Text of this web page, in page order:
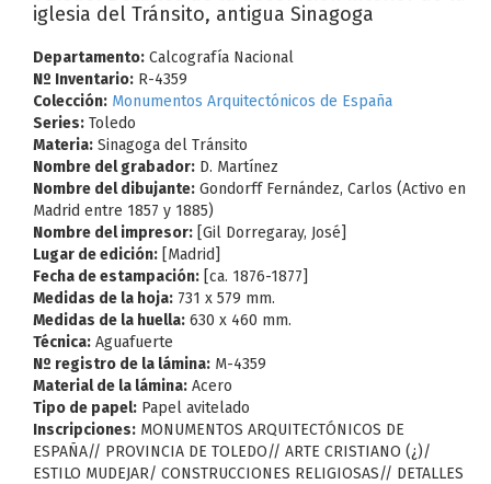
iglesia del Tránsito, antigua Sinagoga
Departamento: Calcografía Nacional
Nº Inventario: R-4359
Colección: Monumentos Arquitectónicos de España
Series: Toledo
Materia: Sinagoga del Tránsito
Nombre del grabador: D. Martínez
Nombre del dibujante: Gondorff Fernández, Carlos (Activo en
Madrid entre 1857 y 1885)
Nombre del impresor: [Gil Dorregaray, José]
Lugar de edición: [Madrid]
Fecha de estampación: [ca. 1876-1877]
Medidas de la hoja: 731 x 579 mm.
Medidas de la huella: 630 x 460 mm.
Técnica: Aguafuerte
Nº registro de la lámina: M-4359
Material de la lámina: Acero
Tipo de papel: Papel avitelado
Inscripciones: MONUMENTOS ARQUITECTÓNICOS DE
ESPAÑA// PROVINCIA DE TOLEDO// ARTE CRISTIANO (¿)/
ESTILO MUDEJAR/ CONSTRUCCIONES RELIGIOSAS// DETALLES